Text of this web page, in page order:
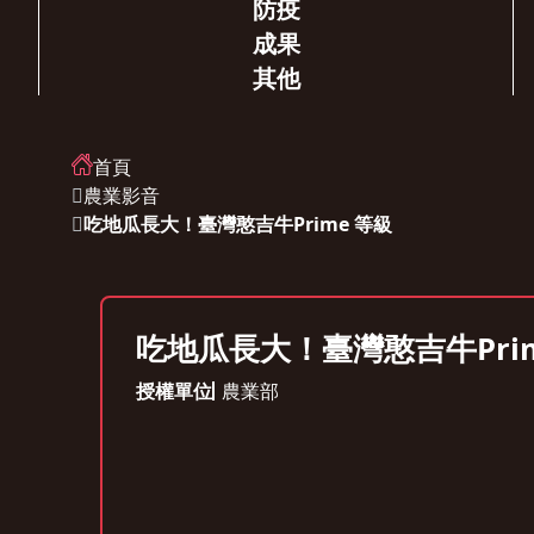
防疫
成果
其他
首頁
農業影音
吃地瓜長大！臺灣憨吉牛Prime 等級
吃地瓜長大！臺灣憨吉牛
授權單位 農業部